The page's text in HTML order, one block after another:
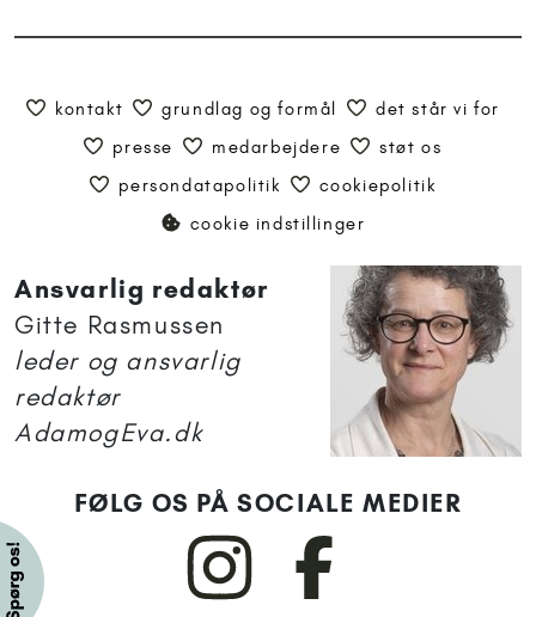
kontakt grundlag og formål
det står vi for
presse
medarbejdere
støt os
persondatapolitik
cookiepolitik
cookie indstillinger
Ansvarlig redaktør
Gitte Rasmussen
leder og ansvarlig
redaktør
AdamogEva.dk
FØLG OS PÅ SOCIALE MEDIER